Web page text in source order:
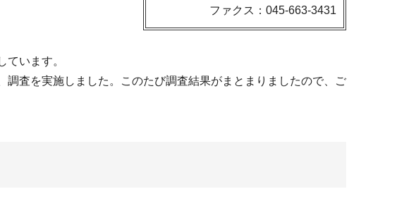
ファクス：045-663-3431
います。
査を実施しました。このたび調査結果がまとまりましたので、ご